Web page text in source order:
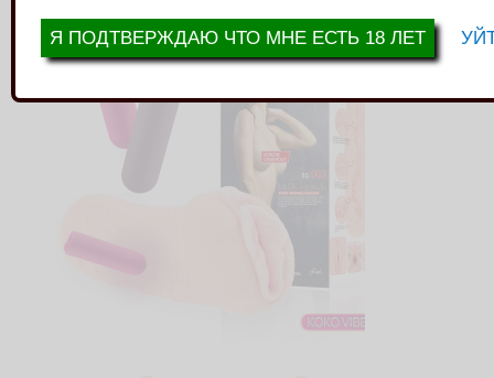
Я ПОДТВЕРЖДАЮ ЧТО МНЕ ЕСТЬ 18 ЛЕТ